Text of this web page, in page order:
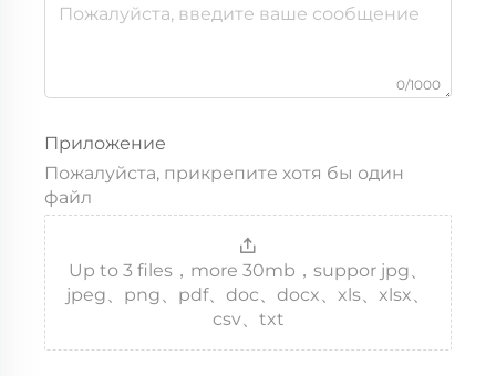
0/1000
Приложение
Пожалуйста, прикрепите хотя бы один
файл
Up to 3 files，more 30mb，suppor jpg、
jpeg、png、pdf、doc、docx、xls、xlsx、
csv、txt